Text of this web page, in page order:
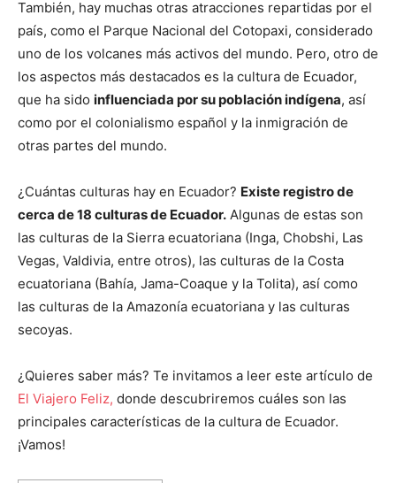
También, hay muchas otras atracciones repartidas por el
país, como el Parque Nacional del Cotopaxi, considerado
uno de los volcanes más activos del mundo. Pero, otro de
los aspectos más destacados es la cultura de Ecuador,
que ha sido influenciada por su población indígena, así
como por el colonialismo español y la inmigración de
otras partes del mundo.
¿Cuántas culturas hay en Ecuador? Existe registro de
cerca de 18 culturas de Ecuador. Algunas de estas son
las culturas de la Sierra ecuatoriana (Inga, Chobshi, Las
Vegas, Valdivia, entre otros), las culturas de la Costa
ecuatoriana (Bahía, Jama-Coaque y la Tolita), así como
las culturas de la Amazonía ecuatoriana y las culturas
secoyas.
¿Quieres saber más? Te invitamos a leer este artículo de
El Viajero Feliz, donde descubriremos cuáles son las
principales características de la cultura de Ecuador.
¡Vamos!